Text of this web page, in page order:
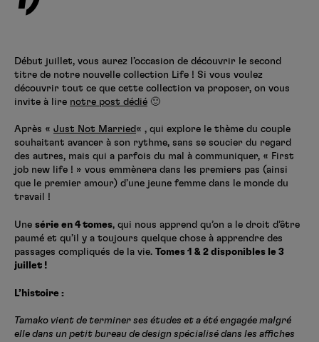
Début juillet, vous aurez l’occasion de découvrir le second
titre de notre nouvelle collection Life ! Si vous voulez
découvrir tout ce que cette collection va proposer, on vous
invite à lire notre post dédié 🙂
Après « Just Not Married« , qui explore le thème du couple
souhaitant avancer à son rythme, sans se soucier du regard
des autres, mais qui a parfois du mal à communiquer, « First
job new life ! » vous emmènera dans les premiers pas (ainsi
que le premier amour) d’une jeune femme dans le monde du
travail !
Une série en 4 tomes, qui nous apprend qu’on a le droit d’être
paumé et qu’il y a toujours quelque chose à apprendre des
passages compliqués de la vie. Tomes 1 & 2 disponibles le 3
juillet !
L’histoire :
Tamako vient de terminer ses études et a été engagée malgré
elle dans un petit bureau de design spécialisé dans les affiches
Se connecter S’inscrire
Fire Force
Black Butler